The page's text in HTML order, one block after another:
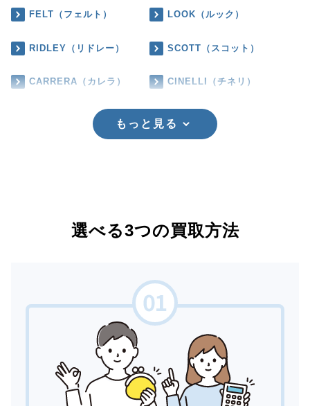
FELT（フェルト） LOOK（ルック）
RIDLEY（リドレー） SCOTT（スコット）
CARRERA（カレラ） CINELLI（チネリ）
もっと見る
選べる3つの買取方法